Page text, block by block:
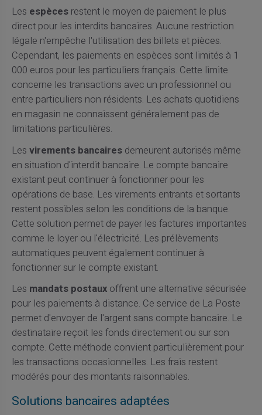
Les espècesrestent le moyen de paiement le plus
direct pour les interdits bancaires. Aucune restriction
légale n'empêche l'utilisation des billets et pièces.
Cependant, les paiements en espèces sont limités à 1
000 euros pour les particuliers français. Cette limite
concerne les transactions avec un professionnel ou
entre particuliers non résidents. Les achats quotidiens
en magasin ne connaissent généralement pas de
limitations particulières.
Les virements bancairesdemeurent autorisés même
en situation d'interdit bancaire. Le compte bancaire
existant peut continuer à fonctionner pour les
opérations de base. Les virements entrants et sortants
restent possibles selon les conditions de la banque.
Cette solution permet de payer les factures importantes
comme le loyer ou l'électricité. Les prélèvements
automatiques peuvent également continuer à
fonctionner sur le compte existant.
Les mandats postauxoffrent une alternative sécurisée
pour les paiements à distance. Ce service de La Poste
permet d'envoyer de l'argent sans compte bancaire. Le
destinataire reçoit les fonds directement ou sur son
compte. Cette méthode convient particulièrement pour
les transactions occasionnelles. Les frais restent
modérés pour des montants raisonnables.
Solutions bancaires adaptées